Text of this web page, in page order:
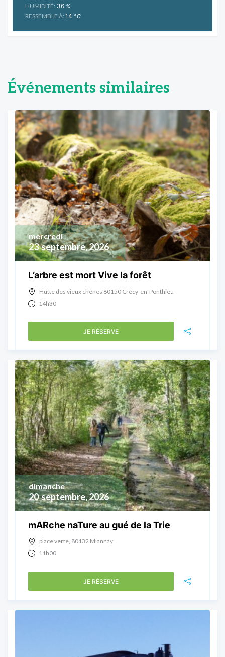
HUMIDITÉ: 36 %
RESSEMBLE À: 14 °C
Événements similaires
23 septembre, 2026
mercredi
L’arbre est mort Vive la forêt
Hutte des vieux chênes 80150 Crécy-en-Ponthieu
14h30
JE RÉSERVE
20 septembre, 2026
dimanche
mARche naTure au gué de la Trie
place verte, 80132 Miannay
11h00
JE RÉSERVE